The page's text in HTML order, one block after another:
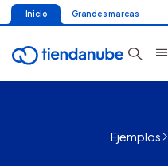
Inicio Grandes marcas
Ejemplos